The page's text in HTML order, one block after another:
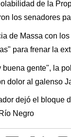
de la
los senadores
de Massa con
para frenar la
buena gente", la
dolor al galenso
dejó el bloque
Negro